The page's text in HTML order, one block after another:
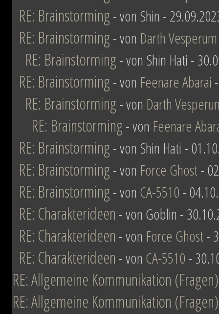
RE: Brainstorming- von Shin -
RE: Brainstorming- von Darth Vesperum
RE: Brainstorming- von Shin Hati -
RE: Brainstorming- von Feenare Abarai
RE: Brainstorming- von Darth
RE: Brainstorming- von Feenare
RE: Brainstorming- von Shin Hati -
RE: Brainstorming- von Force Ghost-
RE: Brainstorming- von CA-5510-
RE: Charakterideen - von Goblin -
RE: Charakterideen - von Force Ghost-
RE: Charakterideen - von CA-5510-
RE: Allgemeine Kommunikation (Fragen)
RE: Allgemeine Kommunikation (Fragen)